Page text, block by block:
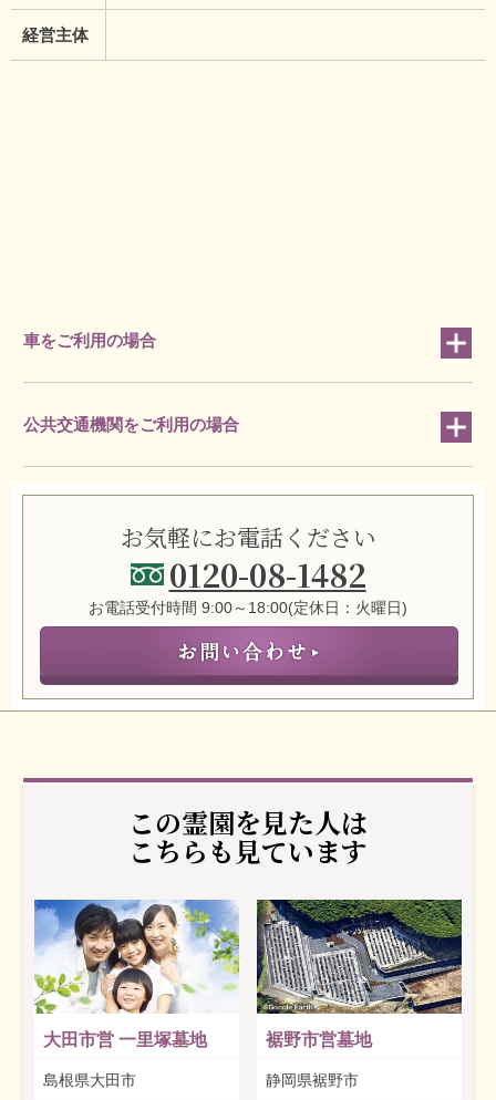
経営主体
車をご利用の場合
公共交通機関をご利用の場合
お気軽にお電話ください
0120-08-1482
お電話受付時間 9:00～18:00(定休日：火曜日)
この霊園を見た人は
こちらも見ています
大田市営 一里塚墓地
島根県大田市
裾野市営墓地
静岡県裾野市